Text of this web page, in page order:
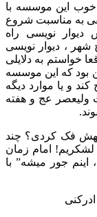
یکی از جوانان خوب این موسسه با
به مناسبت شروع
نویسی راه
، دیوار نویسی
خواستم به دلایلی
بود که این موسسه
و یا موارد دیگه
ولیعصر عج و هفته
بهش فک کردی؟ چند
لشکریم! امام زمان
اینم جور میشه” با